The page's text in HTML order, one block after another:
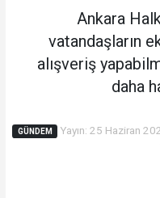
Ankara
vatandaşların
alışveriş
daha
GÜNDEM
Yayın: 25 Haziran